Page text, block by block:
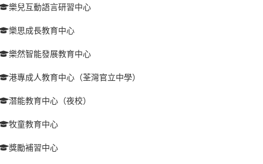
樂兒互動語言研習中心
樂思成長教育中心
樂然智能發展教育中心
港專成人教育中心（荃灣官立中學）
潛能教育中心（夜校）
牧童教育中心
獎勵補習中心